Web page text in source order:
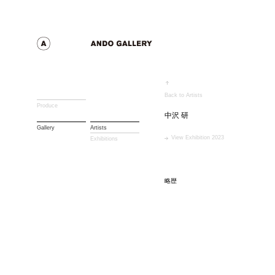
Produce
Gallery
Artists
Exhibitions
Back to Artists
中沢 研
View Exhibition 2023
略歴